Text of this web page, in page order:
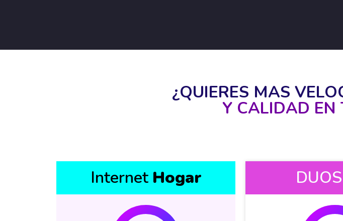
¿QUIERES MAS
Y CALIDAD EN
Internet Hogar